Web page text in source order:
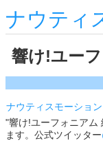
ナウティ
響け!ユー
ナウティスモーション
"響け!ユーフォニアム
ます。公式ツイッター